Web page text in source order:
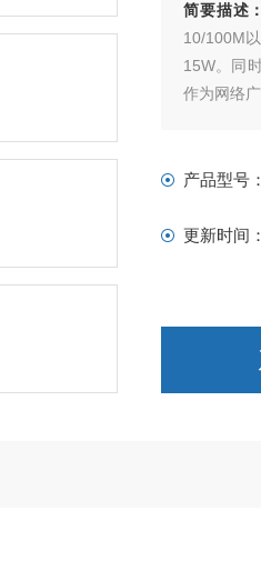
简要描述：
10/100M
15W。同
作为网络
产品型号：
更新时间：